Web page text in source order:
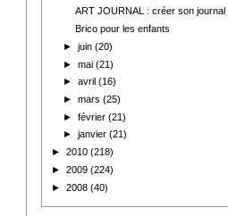
ART JOURNAL : créer son journal
Brico pour les enfants
►juin(20)
►mai(21)
►avril(16)
►mars(25)
►février(21)
►janvier(21)
► 2010 (218)
► 2009 (224)
► 2008 (40)